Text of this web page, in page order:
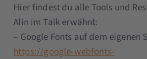
Hier findest du alle Tools und
Alin im Talk erwähnt:
– Google Fonts auf dem eigenen
https://google-webfonts-